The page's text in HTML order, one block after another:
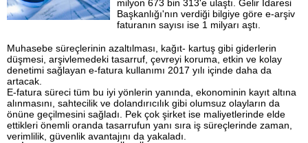
milyon 673 bin 313'e ulaştı. Gelir İdaresi
Başkanlığı'nın verdiği bilgiye göre e-arşiv
faturanın sayısı ise 1 milyarı aştı.
Muhasebe süreçlerinin azaltılması, kağıt- kartuş gibi giderlerin
düşmesi, arşivlemedeki tasarruf, çevreyi koruma, etkin ve kolay
denetimi sağlayan e-fatura kullanımı 2017 yılı içinde daha da
artacak.
E-fatura süreci tüm bu iyi yönlerin yanında, ekonominin kayıt altına
alınmasını, sahtecilik ve dolandırıcılık gibi olumsuz olayların da
önüne geçilmesini sağladı. Pek çok şirket ise maliyetlerinde elde
ettikleri önemli oranda tasarrufun yanı sıra iş süreçlerinde zaman,
verimlilik, güvenlik avantajını da yakaladı.